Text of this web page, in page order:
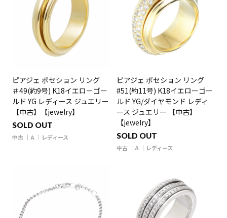
ピアジェ ポセション リング
＃49(約9号) K18イエローゴー
ルド YG レディース ジュエリー
【中古】【jewelry】
SOLD OUT
中古 A レディース
ピアジェ ポセション リング
#51(約11号) K18イエローゴー
ルド YG/ダイヤモンド レディ
ース ジュエリー 【中古】
【jewelry】
SOLD OUT
中古 A レディース